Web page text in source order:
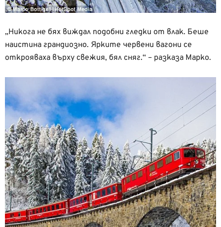
„Никога не бях виждал подобни гледки от влак. Беше
наистина грандиозно. Ярките червени вагони се
открояваха върху свежия, бял сняг.“ – разказа Марко.